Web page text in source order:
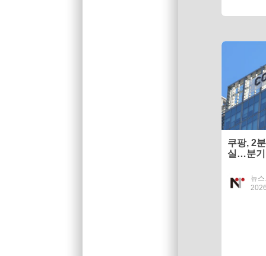
쿠팡, 2
실…분기
뉴